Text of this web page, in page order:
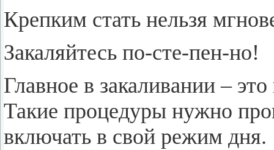
Креп­ким стать нель­зя
За­ка­ляй­тесь по-сте-пен-но!
Глав­ное в за­ка­ли­ва­нии –
Такие про­це­ду­ры нужно
вклю­чать в свой режим дня.